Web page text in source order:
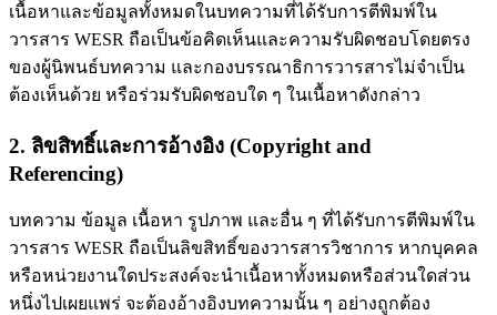
เนื้อหาและข้อมูลทั้งหมดในบทความที่ได้รับการตีพิมพ์ใน
วารสาร WESR ถือเป็นข้อคิดเห็นและความรับผิดชอบโดยตรง
ของผู้นิพนธ์บทความ และกองบรรณาธิการวารสารไม่จำเป็น
ต้องเห็นด้วย หรือร่วมรับผิดชอบใด ๆ ในเนื้อหาดังกล่าว
2. ลิขสิทธิ์และการอ้างอิง (Copyright and
Referencing)
บทความ ข้อมูล เนื้อหา รูปภาพ และอื่น ๆ ที่ได้รับการตีพิมพ์ใน
วารสาร WESR ถือเป็นลิขสิทธิ์ของวารสารวิชาการ หากบุคคล
หรือหน่วยงานใดประสงค์จะนำเนื้อหาทั้งหมดหรือส่วนใดส่วน
หนึ่งไปเผยแพร่ จะต้องอ้างอิงบทความนั้น ๆ อย่างถูกต้อง